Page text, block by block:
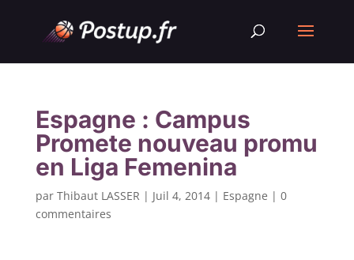
Espagne : Campus
Promete nouveau promu
en Liga Femenina
par Thibaut LASSER | Juil 4, 2014| Espagne | 0
commentaires